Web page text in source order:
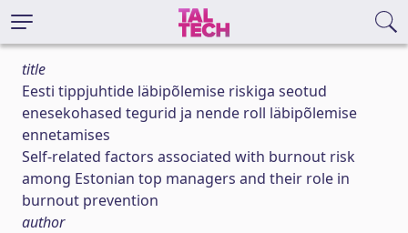
title
Eesti tippjuhtide läbipõlemise riskiga seotud
enesekohased tegurid ja nende roll läbipõlemise
ennetamises
Self-related factors associated with burnout risk
among Estonian top managers and their role in
burnout prevention
author